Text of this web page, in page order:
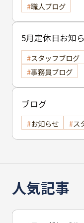
職人ブログ
5月定休日お知
スタッフブログ
事務員ブログ
ブログ
お知らせ ス
人気記事